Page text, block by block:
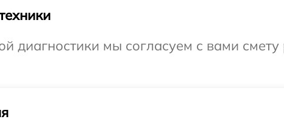
диагностики мы согласуем с вами